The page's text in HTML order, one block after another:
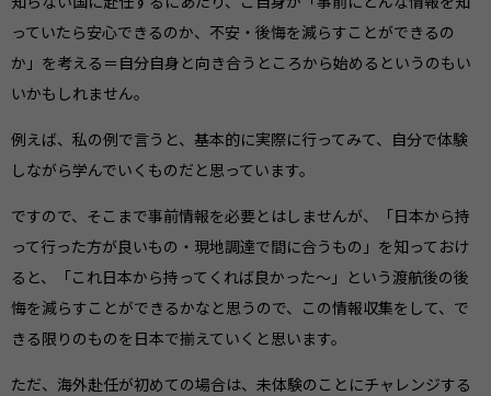
っていたら安心できるのか、不安・後悔を減らすことができるの
か」を考える＝自分自身と向き合うところから始めるというのもい
いかもしれません。
例えば、私の例で言うと、基本的に実際に行ってみて、自分で体験
しながら学んでいくものだと思っています。
ですので、そこまで事前情報を必要とはしませんが、「日本から持
って行った方が良いもの・現地調達で間に合うもの」を知っておけ
ると、「これ日本から持ってくれば良かった〜」という渡航後の後
悔を減らすことができるかなと思うので、この情報収集をして、で
きる限りのものを日本で揃えていくと思います。
ただ、海外赴任が初めての場合は、未体験のことにチャレンジする